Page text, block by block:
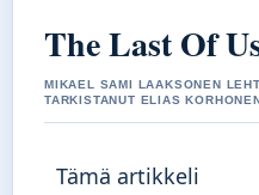
The Last Of
MIKAEL SAMI LAAKSONEN
TARKISTANUT ELIAS
Tämä artikkeli